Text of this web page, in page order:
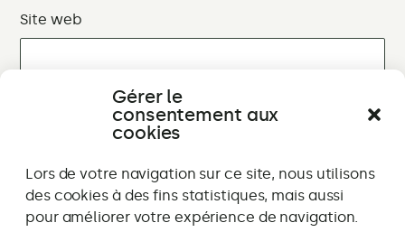
Gérer le
consentement aux
cookies
Lors de votre navigation sur ce site, nous utilisons
des cookies à des fins statistiques, mais aussi
pour améliorer votre expérience de navigation.
Site web